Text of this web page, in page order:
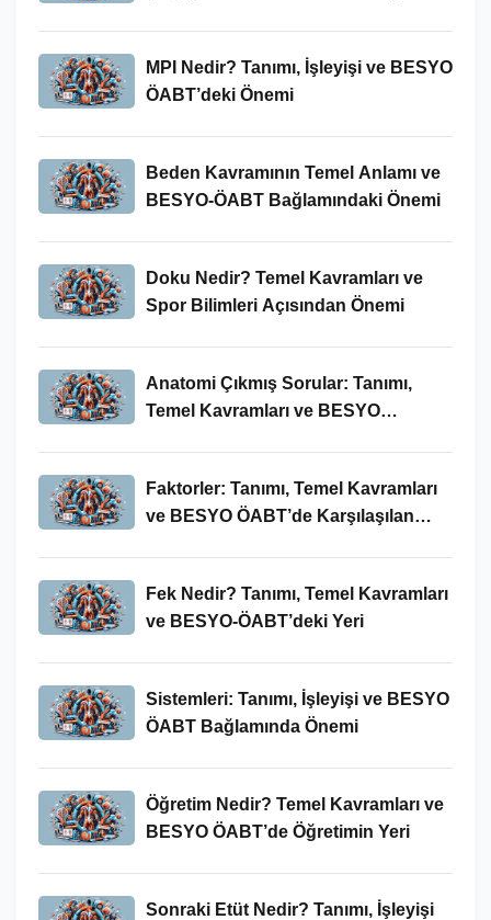
MPI Nedir? Tanımı, İşleyişi ve BESYO
ÖABT’deki Önemi
Beden Kavramının Temel Anlamı ve
BESYO-ÖABT Bağlamındaki Önemi
Doku Nedir? Temel Kavramları ve
Spor Bilimleri Açısından Önemi
Anatomi Çıkmış Sorular: Tanımı,
Temel Kavramları ve BESYO
Faktorler: Tanımı, Temel Kavramları
ve BESYO ÖABT’de Karşılaşılan
Fek Nedir? Tanımı, Temel Kavramları
ve BESYO-ÖABT’deki Yeri
Sistemleri: Tanımı, İşleyişi ve BESYO
ÖABT Bağlamında Önemi
Öğretim Nedir? Temel Kavramları ve
BESYO ÖABT’de Öğretimin Yeri
Sonraki Etüt Nedir? Tanımı, İşleyişi